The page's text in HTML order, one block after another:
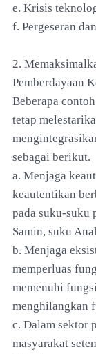
e. Krisis
f. Pergeseran
2.
Pemberdayaan
Beberapa
tetap
sebagai berikut.
a. Menjaga
keautentikan
pada suku-suku
Samin, suku
b. Menjaga
memperluas
memenuhi
menghilangkan
c. Dalam sektor
masyarakat